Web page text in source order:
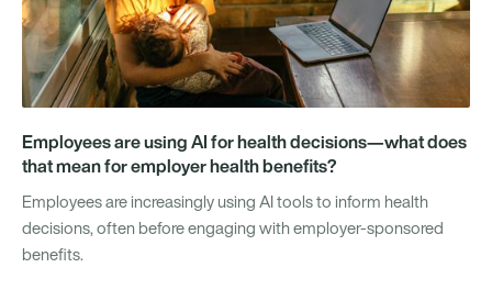
Employees are using AI for health decisions—what does
that mean for employer health benefits?
Employees are increasingly using AI tools to inform health
decisions, often before engaging with employer-sponsored
benefits.